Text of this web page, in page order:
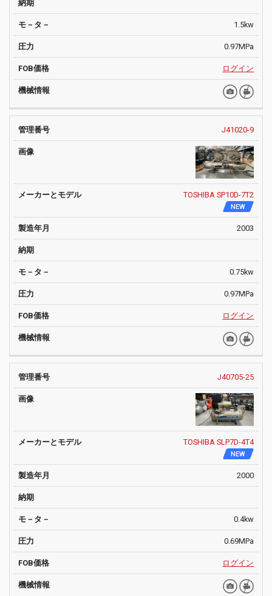
1.5kw
0.97MPa
ログイン
J41020-9
TOSHIBA SP10D-7T2
NEW
2003
0.75kw
0.97MPa
ログイン
J40705-25
TOSHIBA SLP7D-4T4
NEW
2000
0.4kw
0.69MPa
ログイン